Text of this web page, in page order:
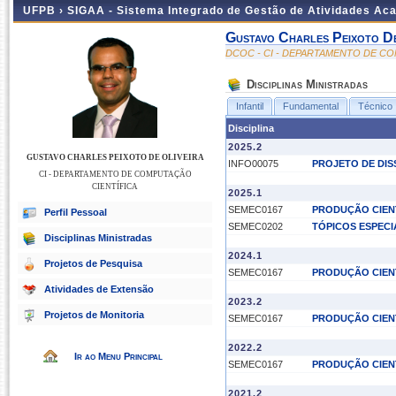
UFPB › SIGAA - Sistema Integrado de Gestão de Atividades
GUSTAVO CHARLES PEIXOTO DE OLIVEIRA
CI - DEPARTAMENTO DE COMPUTAÇÃO
CIENTÍFICA
Perfil Pessoal
Disciplinas Ministradas
Projetos de Pesquisa
Atividades de Extensão
Projetos de Monitoria
Ir ao Menu Principal
Gustavo Charles Peixoto
DCOC - CI - DEPARTAMENTO DE
Disciplinas Ministradas
Infantil Fundamental Técnico
Disciplina
2025.2
INFO00075
PROJETO DE
2025.1
SEMEC0167
PRODUÇÃO
SEMEC0202
TÓPICOS
2024.1
SEMEC0167
PRODUÇÃO
2023.2
SEMEC0167
PRODUÇÃO
2022.2
SEMEC0167
PRODUÇÃO
2021.2